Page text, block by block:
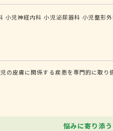
小児神経内科 小児泌尿器科 小児整形
皮膚に関係する疾患を専門的に取り扱
悩みに寄り添